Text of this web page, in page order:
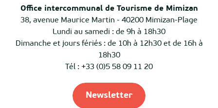
Office intercommunal de Tourisme de Mimizan
38, avenue Maurice Martin - 40200 Mimizan-Plage
Lundi au samedi : de 9h à 18h30
Dimanche et jours fériés : de 10h à 12h30 et de 16h à
18h30
Tél : +33 (0)5 58 09 11 20
Newsletter